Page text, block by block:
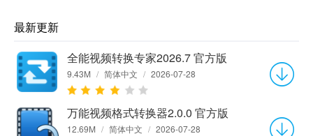
最新更新
全能视频转换专家2026.7 官方版
9.43M / 简体中文 / 2026-07-28
万能视频格式转换器2.0.0 官方版
12.69M / 简体中文 / 2026-07-28